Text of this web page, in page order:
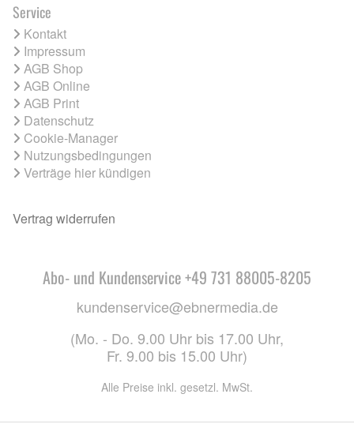
Service
Kontakt
Impressum
AGB Shop
AGB Online
AGB Print
Datenschutz
Cookie-Manager
Nutzungsbedingungen
Verträge hier kündigen
Vertrag widerrufen
Abo- und Kundenservice +49 731 88005-8205
kundenservice@ebnermedia.de
(Mo. - Do. 9.00 Uhr bis 17.00 Uhr,
Fr. 9.00 bis 15.00 Uhr)
Alle Preise inkl. gesetzl. MwSt.